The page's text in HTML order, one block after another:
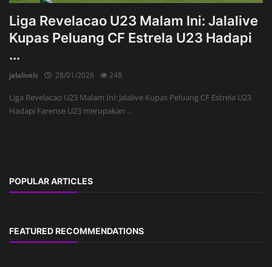
Liga Revelacao U23 Malam Ini: Jalalive
Kupas Peluang CF Estrela U23 Hadapi
...
jalalivels 28/01/2026 248
Liga Revelacao U23 Malam Ini: Jalalive Kupas Peluang CF Estrela U23
Hadapi Farense U23 merupakan ...
POPULAR ARTICLES
FEATURED RECOMMENDATIONS